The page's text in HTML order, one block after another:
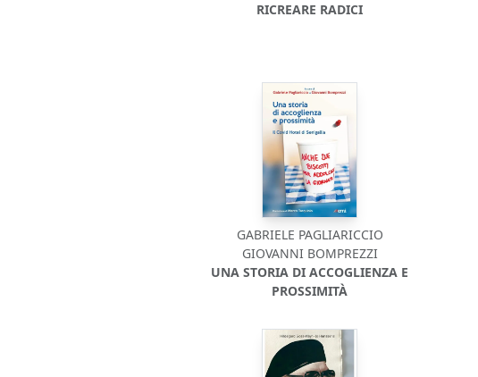
RICREARE RADICI
GABRIELE PAGLIARICCIO
GIOVANNI BOMPREZZI
UNA STORIA DI ACCOGLIENZA E
PROSSIMITÀ